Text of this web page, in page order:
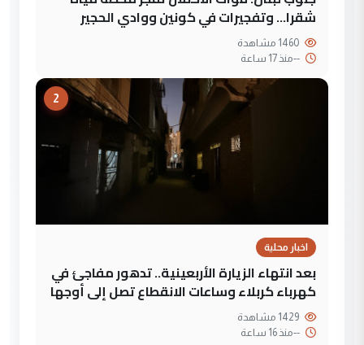
شقرا… وتفجيرات في كونين ووادي الحجير
--منذ 17 ساعة
2
اخبار محلية
بعد انتهاء الزيارة الأربعينية.. تدهور مفاجئ في
كهرباء كربلاء وساعات الانقطاع تصل إلى أوجها
--منذ 16 ساعة